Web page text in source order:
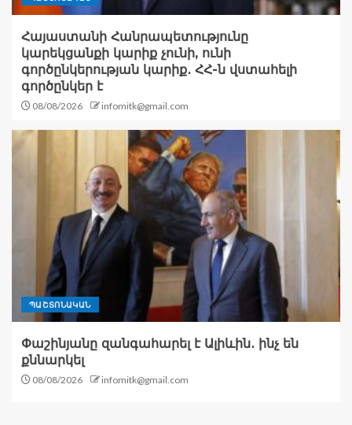
Հայաստանի Հանրապետությունը
կարեկցանքի կարիք չունի, ունի
գործընկերության կարիք․ ՀՀ-ն վստահելի
գործընկեր է
08/08/2026 infomitk@gmail.com
ՊԱՇՏՈՆԱԿԱՆ
Փաշինյանը զանգահարել է Ալիևին․ ինչ են
քննարկել
08/08/2026 infomitk@gmail.com